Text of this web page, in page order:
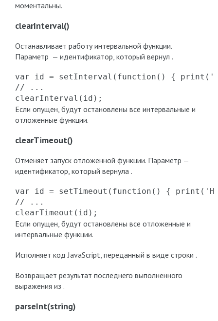
моментальны.
clearInterval()
Останавливает работу интервальной функции.
Параметр — идентификатор, который вернул .
var id = setInterval(function() {
// ...
clearInterval(id);
Если опущен, будут остановлены все интервальные и
отложенные функции.
clearTimeout()
Отменяет запуск отложенной функции. Параметр —
идентификатор, который вернула .
var id = setTimeout(function() {
// ...
clearTimeout(id);
Если опущен, будут остановлены все отложенные и
интервальные функции.
Исполняет код JavaScript, переданный в виде строки .
Возвращает результат последнего выполненного
выражения из .
parseInt(string)